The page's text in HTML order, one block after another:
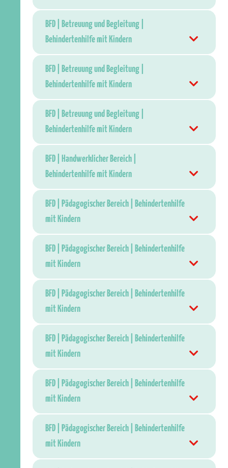
BFD | Betreuung und Begleitung |
Behindertenhilfe mit Kindern
BFD | Betreuung und Begleitung |
Behindertenhilfe mit Kindern
BFD | Betreuung und Begleitung |
Behindertenhilfe mit Kindern
BFD | Handwerklicher Bereich |
Behindertenhilfe mit Kindern
BFD | Pädagogischer Bereich | Behindertenhilfe
mit Kindern
BFD | Pädagogischer Bereich | Behindertenhilfe
mit Kindern
BFD | Pädagogischer Bereich | Behindertenhilfe
mit Kindern
BFD | Pädagogischer Bereich | Behindertenhilfe
mit Kindern
BFD | Pädagogischer Bereich | Behindertenhilfe
mit Kindern
BFD | Pädagogischer Bereich | Behindertenhilfe
mit Kindern